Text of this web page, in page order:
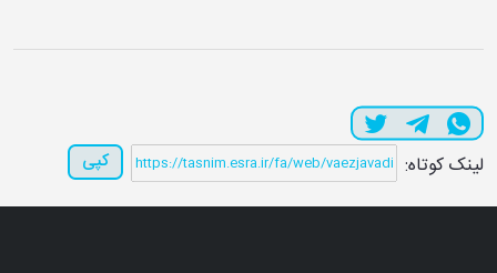
لینک کوتاه: کپی